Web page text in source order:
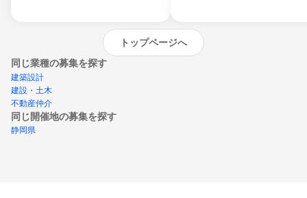
トップページへ
同じ業種の募集を探す
建築設計
建設・土木
不動産仲介
同じ開催地の募集を探す
静岡県